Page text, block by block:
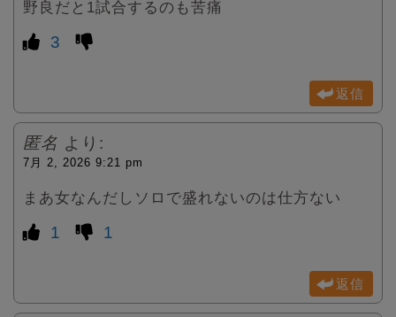
野良だと1試合するのも苦痛
3
返信
匿名 より:
7月 2, 2026 9:21 pm
まあ女なんだしソロで盛れないのは仕方ない
1 1
返信